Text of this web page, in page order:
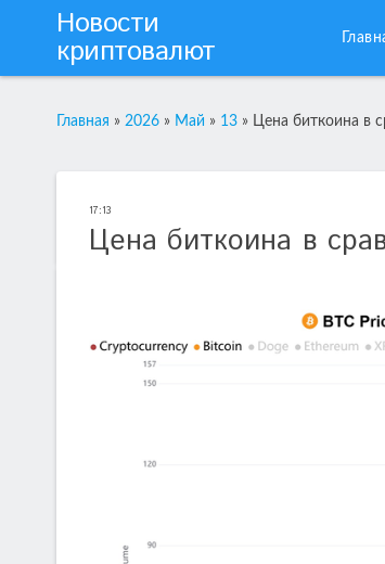
Новости
криптовалют
Главная » 2026 » Май » 13 » Цена биткоина в
17:13
Цена биткоина в